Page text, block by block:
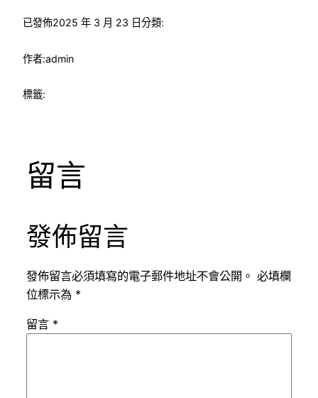
已發佈2025 年 3 月 23 日分類:
作者:admin
標籤:
留言
發佈留言
發佈留言必須填寫的電子郵件地址不會公開。 必填欄
位標示為 *
留言 *